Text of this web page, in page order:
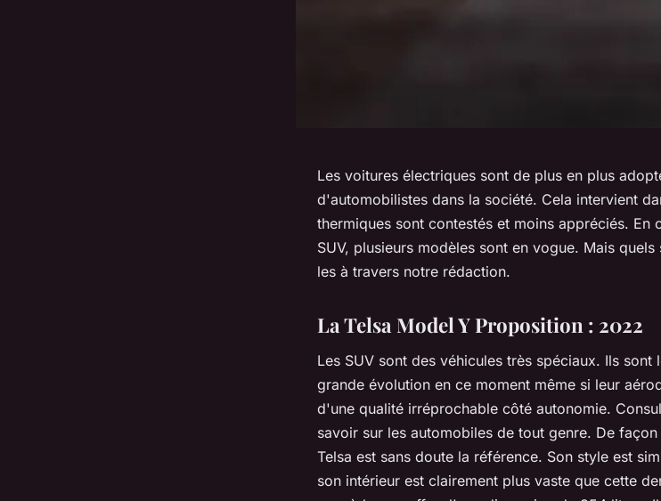
Les voitures électriques sont de plus en plus
d'automobilistes dans la société. Cela intervient
thermiques sont contestés et moins appréciés. En
SUV, plusieurs modèles sont en vogue. Mais
les à travers notre rédaction.
La Telsa Model Y Proposition : 2022
Les SUV sont des véhicules très spéciaux. Ils
grande évolution en ce moment même si leur
d'une qualité irréprochable côté autonomie.
savoir sur les automobiles de tout genre. De
Telsa est sans doute la référence. Son style est
son intérieur est clairement plus vaste que cette